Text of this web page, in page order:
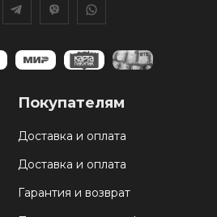
Покупателям
Доставка и оплата
Доставка и оплата
Гарантия и возврат